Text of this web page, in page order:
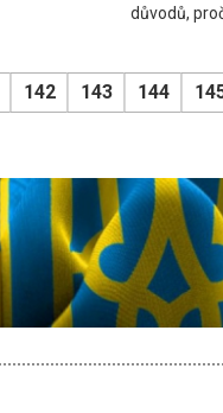
důvodů,
142 143 144